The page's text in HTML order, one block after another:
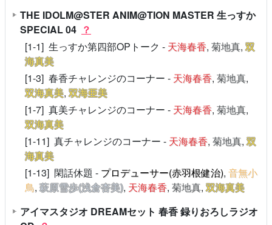
THE IDOLM@STER ANIM@TION MASTER 生っすか
SPECIAL 04 ？
[1-1] 生っすか第四部OPトーク - 天海春香, 菊地真,双
海真美
[1-3] 春香チャレンジのコーナー - 天海春香, 菊地真,
双海真美,双海亜美
[1-7] 真美チャレンジのコーナー - 天海春香, 菊地真,
双海真美
[1-11] 真チャレンジのコーナー - 天海春香, 菊地真,双
海真美
[1-13] 閑話休題 - プロデューサー(赤羽根健治), 音無小
鳥,萩原雪歩(浅倉杏美), 天海春香, 菊地真,双海真美
アイマスタジオ DREAMセット 春香 録りおろしラジオ